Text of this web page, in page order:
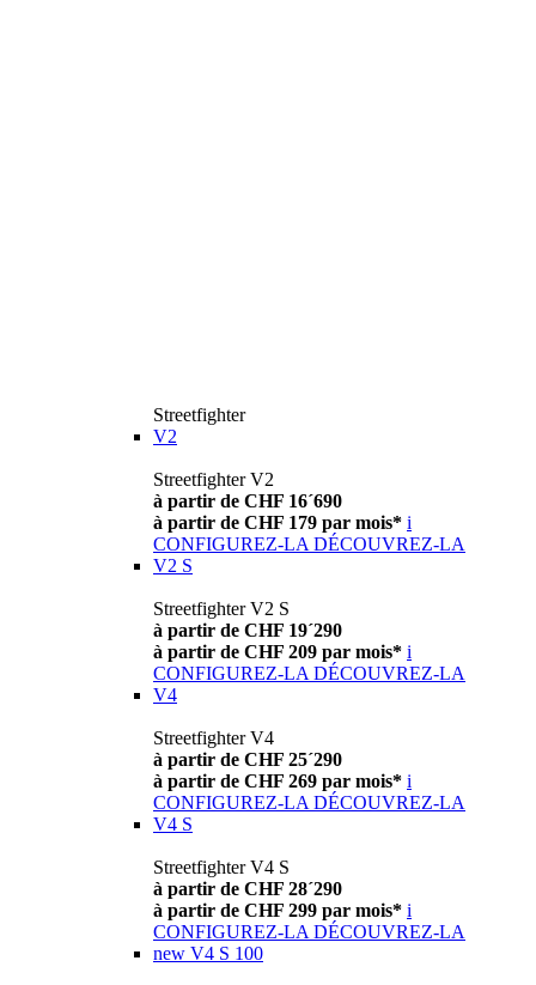
Streetfighter
V2
Streetfighter V2
à partir de CHF 16´690
à partir de CHF 179 par mois* i
CONFIGUREZ-LA DÉCOUVREZ-LA
V2 S
Streetfighter V2 S
à partir de CHF 19´290
à partir de CHF 209 par mois* i
CONFIGUREZ-LA DÉCOUVREZ-LA
V4
Streetfighter V4
à partir de CHF 25´290
à partir de CHF 269 par mois* i
CONFIGUREZ-LA DÉCOUVREZ-LA
V4 S
Streetfighter V4 S
à partir de CHF 28´290
à partir de CHF 299 par mois* i
CONFIGUREZ-LA DÉCOUVREZ-LA
new V4 S 100